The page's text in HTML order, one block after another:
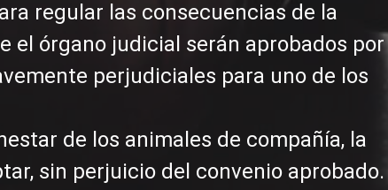
regular las consecuencias de la
el órgano judicial serán aprobados por
perjudiciales para uno de los
de los animales de compañía, la
sin perjuicio del convenio aprobado.